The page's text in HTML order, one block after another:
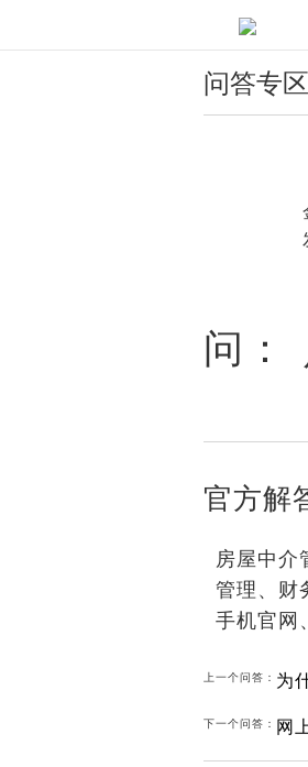
问答专区
问：
官方解
房屋中介
管理、财
手机官网
上一个问答： 为
下一个问答： 网